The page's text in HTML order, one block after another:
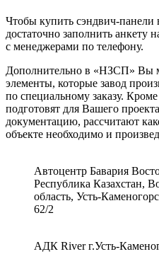
Чтобы купить сэндвич-панели
достаточно заполнить анкету
с менеджерами по телефону.
Дополнительно в «НЗСП» Вы
элементы, которые завод
по специальному заказу.
подготовят для Вашего
документацию, рассчитают
объекте необходимо и
Автоцентр Бавария
Республика Казахстан,
область, Усть-
62/2
АДК River г.Усть-